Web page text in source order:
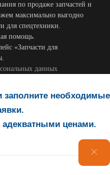
по продаже запчастей и
максимально выгодно
для спецтехники.
помощь.
«Запчасти для
данных
заполните необходимые
ценами.